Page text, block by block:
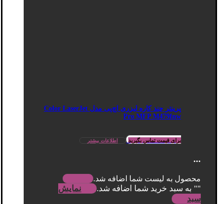
پرینتر چند کاره لیزری اچ‌پی مدل Color LaserJet
Pro MFP M479fnw
برای قیمت تماس بگیرید اطلاعات بیشتر
...
محصول به لیست شما اضافه شد.
"" به سبد خرید شما اضافه شد.
نمایش
سبد